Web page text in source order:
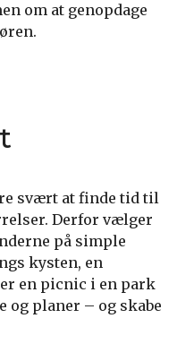
om at genopdage
svært at finde tid til
Derfor vælger
på simple
kysten, en
en picnic i en park
og planer – og skabe